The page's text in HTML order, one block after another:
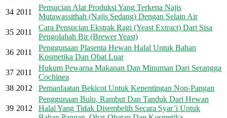
34 2011
Pensucian Alat Produksi Yang Terkena Najis
Mutawassithah (Najis Sedang) Dengan Selain Air
35 2011
Cara Pensucian Ekstrak Ragi (Yeast Extract) Dari Sisa
Pengolahah Bir (Brewer Yeast)
36 2011
Penggunaan Plasenta Hewan Halal Untuk Bahan
Kosmetika Dan Obat Luar
37 2011
Hukum Pewarna Makanan Dan Minuman Dari Serangga
Cochinea
38 2012 Pemanfaatan Bekicot Untuk Kepentingan Non-Pangan
39 2012
Penggunaan Bulu, Rambut Dan Tanduk Dari Hewan
Halal Yang Tidak Disembelih Secara Syar’i Untuk